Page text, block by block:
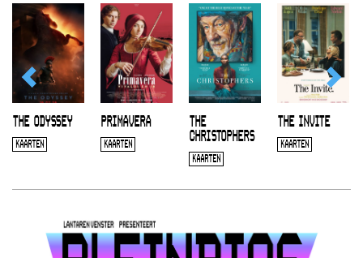
THE ODYSSEY
KAARTEN
PRIMAVERA
KAARTEN
THE
CHRISTOPHERS
KAARTEN
THE INVITE
KAARTEN